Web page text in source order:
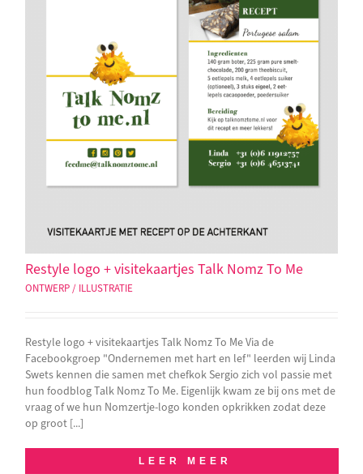
Restyle logo + visitekaartjes Talk Nomz To Me
ONTWERP / ILLUSTRATIE
Restyle logo + visitekaartjes Talk Nomz To Me Via de
Facebookgroep "Ondernemen met hart en lef" leerden wij Linda
Swets kennen die samen met chefkok Sergio zich vol passie met
hun foodblog Talk Nomz To Me. Eigenlijk kwam ze bij ons met de
vraag of we hun Nomzertje-logo konden opkrikken zodat deze
op groot [...]
LEER MEER